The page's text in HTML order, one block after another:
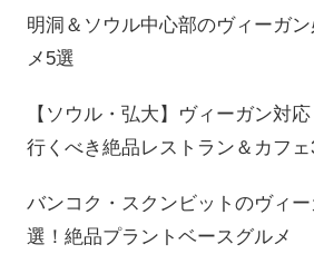
明洞＆ソウル中心部のヴィーガ
メ5選
【ソウル・弘大】ヴィーガン対
行くべき絶品レストラン＆カフェ
バンコク・スクンビットのヴィ
選！絶品プラントベースグルメ